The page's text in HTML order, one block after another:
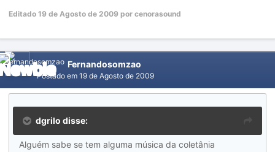
Editado 19 de Agosto de 2009 por cenorasound
Fernandosomzao
Postado em 19 de Agosto de 2009
dgrilo disse:
Alguém sabe se tem alguma música da coletânia